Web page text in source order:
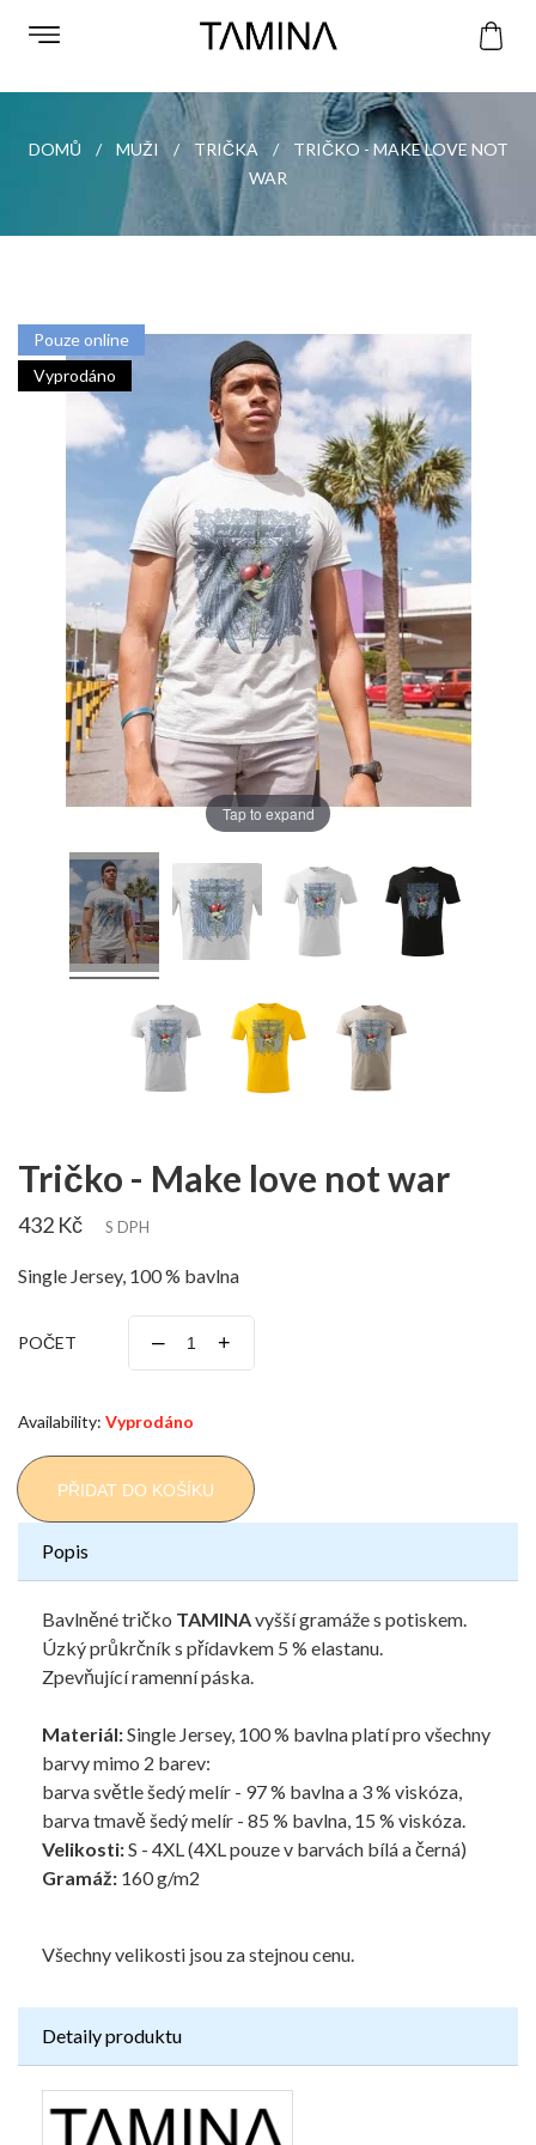
DOMŮ MUŽI TRIČKA
TRIČKO - MAKE LOVE NOT
WAR
Pouze online
Vyprodáno
Tap to expand
Tričko - Make love not war
432 Kč S DPH
Single Jersey, 100 % bavlna
POČET – +
Availability: Vyprodáno
PŘIDAT DO KOŠÍKU
Popis
Bavlněné tričko TAMINAvyšší gramáže s potiskem.
Úzký průkrčník s přídavkem 5 % elastanu.
Zpevňující ramenní páska.
Materiál:Single Jersey, 100 % bavlna platí pro všechny
barvy mimo 2 barev:
barva světle šedý melír - 97 % bavlna a 3 % viskóza,
barva tmavě šedý melír - 85 % bavlna, 15 % viskóza.
Velikosti:S - 4XL (4XL pouze v barvách bílá a černá)
Gramáž: 160 g/m2
Všechny velikosti jsou za stejnou cenu.
Detaily produktu